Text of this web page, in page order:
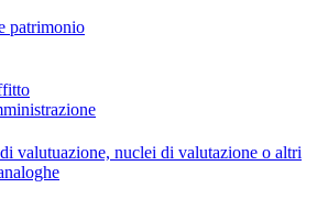
patrimonio
valutuazione, nuclei di valutazione o altri